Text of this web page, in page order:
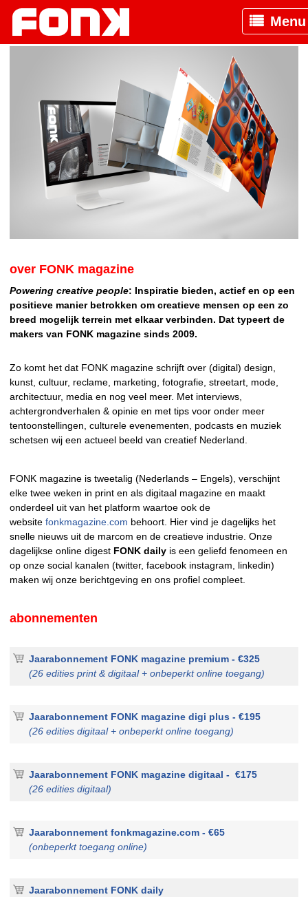
Menu
over FONK magazine
Powering creative people: Inspiratie bieden, actief en op een
positieve manier betrokken om creatieve mensen op een zo
breed mogelijk terrein met elkaar verbinden. Dat typeert de
makers van FONK magazine sinds 2009.
Zo komt het dat FONK magazine schrijft over (digital) design,
kunst, cultuur, reclame, marketing, fotografie, streetart, mode,
architectuur, media en nog veel meer. Met interviews,
achtergrondverhalen & opinie en met tips voor onder meer
tentoonstellingen, culturele evenementen, podcasts en muziek
schetsen wij een actueel beeld van creatief Nederland.
FONK magazine is tweetalig (Nederlands – Engels), verschijnt
elke twee weken in print en als digitaal magazine en maakt
onderdeel uit van het platform waartoe ook de
website fonkmagazine.com behoort. Hier vind je dagelijks het
snelle nieuws uit de marcom en de creatieve industrie. Onze
dagelijkse online digest FONK daily is een geliefd fenomeen en
op onze social kanalen (twitter, facebook instagram, linkedin)
maken wij onze berichtgeving en ons profiel compleet.
abonnementen
Jaarabonnement FONK magazine premium - €325
(26 edities print & digitaal + onbeperkt online toegang)
Jaarabonnement FONK magazine digi plus - €195
(26 edities digitaal + onbeperkt online toegang)
Jaarabonnement FONK magazine digitaal - €175
(26 edities digitaal)
Jaarabonnement fonkmagazine.com - €65
(onbeperkt toegang online)
Jaarabonnement FONK daily